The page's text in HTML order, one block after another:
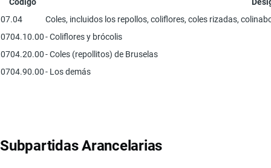
07.04
Coles, incluidos los repollos, coliflores, coles rizadas,
0704.10.00- Coliflores y brócolis
0704.20.00- Coles (repollitos) de Bruselas
0704.90.00- Los demás
Subpartidas Arancelarias